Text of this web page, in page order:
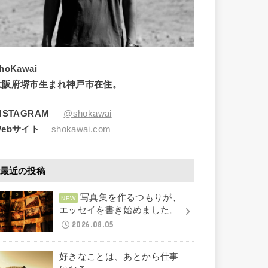
阪府堺市生まれ神戸市在住。
@shokawai
サイト
shokawai.com
最近の投稿
写真集を作るつもりが、
エッセイを書き始めました。
2026.08.05
好きなことは、あとから仕事